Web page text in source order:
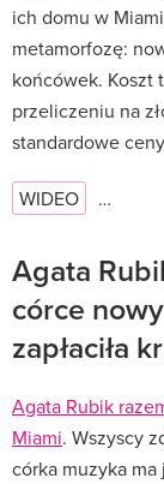
ich domu w
metamorfozę:
końcówek. Koszt
przeliczeniu na
standardowe
WIDEO …
Agata
córce
zapłaciła
Agata Rubik
Miami. Wszyscy
córka muzyka